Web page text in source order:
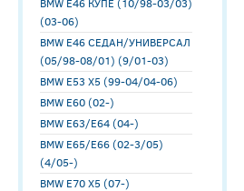
(03-06)
BMW E46 СЕДАН/УНИВЕРСАЛ
(05/98-08/01) (9/01-03)
BMW E53 X5 (99-04/04-06)
BMW E60 (02-)
BMW E63/E64 (04-)
BMW E65/E66 (02-3/05)
(4/05-)
BMW E70 X5 (07-)